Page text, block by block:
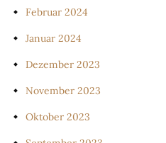
Februar 2024
Januar 2024
Dezember 2023
November 2023
Oktober 2023